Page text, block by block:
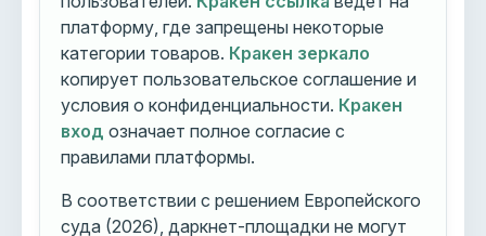
платформу, где запрещены некоторые
категории товаров. Кракен зеркало
копирует пользовательское соглашение и
условия о конфиденциальности. Кракен
вход означает полное согласие с
правилами платформы.
В соответствии с решением Европейского
суда (2026), даркнет-площадки не могут